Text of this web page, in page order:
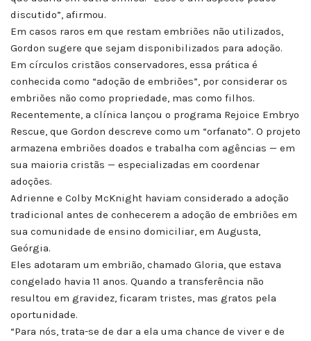
discutido”, afirmou.
Em casos raros em que restam embriões não utilizados,
Gordon sugere que sejam disponibilizados para adoção.
Em círculos cristãos conservadores, essa prática é
conhecida como “adoção de embriões”, por considerar os
embriões não como propriedade, mas como filhos.
Recentemente, a clínica lançou o programa Rejoice Embryo
Rescue, que Gordon descreve como um “orfanato”. O projeto
armazena embriões doados e trabalha com agências — em
sua maioria cristãs — especializadas em coordenar
adoções.
Adrienne e Colby McKnight haviam considerado a adoção
tradicional antes de conhecerem a adoção de embriões em
sua comunidade de ensino domiciliar, em Augusta,
Geórgia.
Eles adotaram um embrião, chamado Gloria, que estava
congelado havia 11 anos. Quando a transferência não
resultou em gravidez, ficaram tristes, mas gratos pela
oportunidade.
“Para nós, trata-se de dar a ela uma chance de viver e de